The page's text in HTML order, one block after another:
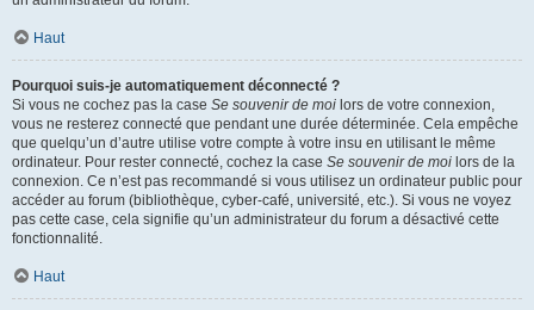
Haut
Pourquoi suis-je automatiquement déconnecté ?
Si vous ne cochez pas la case Se souvenir de moi lors de votre connexion,
vous ne resterez connecté que pendant une durée déterminée. Cela empêche
que quelqu’un d’autre utilise votre compte à votre insu en utilisant le même
ordinateur. Pour rester connecté, cochez la case Se souvenir de moi lors de la
connexion. Ce n’est pas recommandé si vous utilisez un ordinateur public pour
accéder au forum (bibliothèque, cyber-café, université, etc.). Si vous ne voyez
pas cette case, cela signifie qu’un administrateur du forum a désactivé cette
fonctionnalité.
Haut